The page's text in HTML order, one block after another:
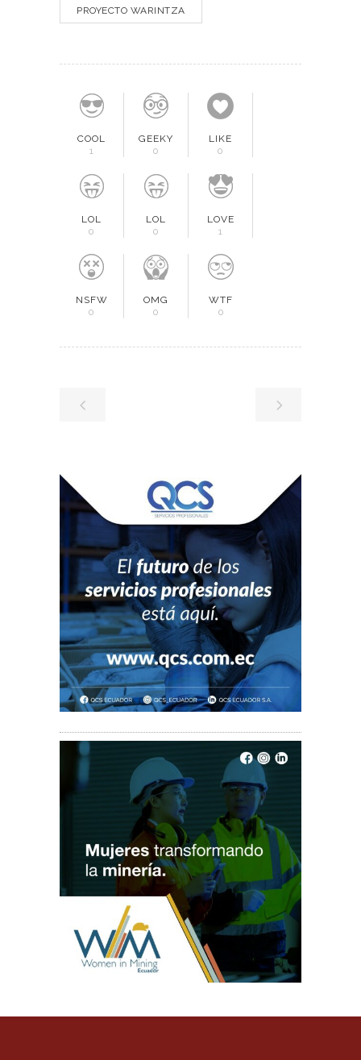
PROYECTO WARINTZA
COOL
1
GEEKY
0
LIKE
0
LOL
0
LOL
0
LOVE
1
NSFW
0
OMG
0
WTF
0